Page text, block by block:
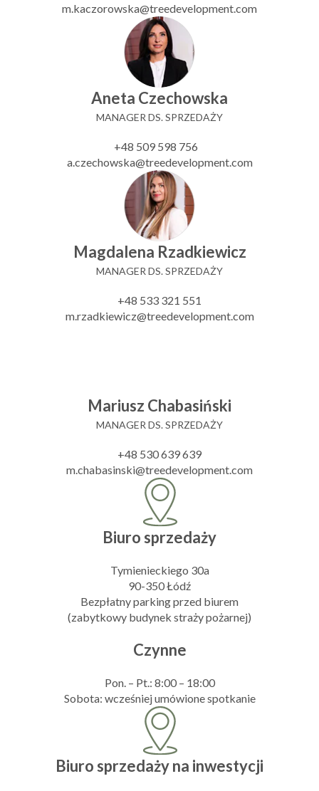
m.kaczorowska@treedevelopment.com
Aneta Czechowska
MANAGER DS. SPRZEDAŻY
+48 509 598 756
a.czechowska@treedevelopment.com
Magdalena Rzadkiewicz
MANAGER DS. SPRZEDAŻY
+48 533 321 551
m.rzadkiewicz@treedevelopment.com
Mariusz Chabasiński
MANAGER DS. SPRZEDAŻY
+48 530 639 639
m.chabasinski@treedevelopment.com
Biuro sprzedaży
Tymienieckiego 30a
90-350 Łódź
Bezpłatny parking przed biurem
(zabytkowy budynek straży pożarnej)
Czynne
Pon. – Pt.: 8:00 – 18:00
Sobota: wcześniej umówione spotkanie
Biuro sprzedaży na inwestycji